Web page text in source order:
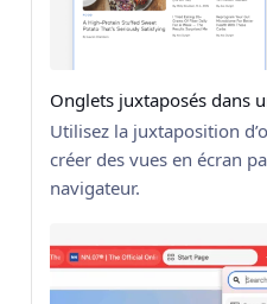
Onglets juxtaposés dans
Utilisez la juxtaposition
créer des vues en écran
navigateur.